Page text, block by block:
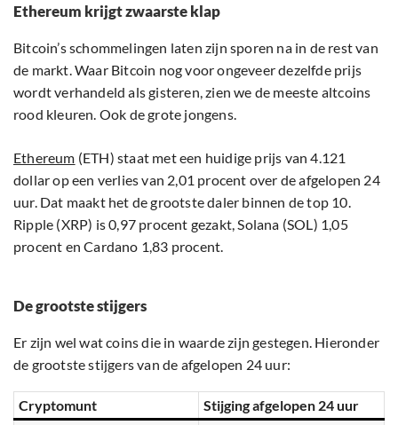
Ethereum krijgt zwaarste klap
Bitcoin’s schommelingen laten zijn sporen na in de rest van
de markt. Waar Bitcoin nog voor ongeveer dezelfde prijs
wordt verhandeld als gisteren, zien we de meeste altcoins
rood kleuren. Ook de grote jongens.
Ethereum (ETH) staat met een huidige prijs van 4.121
dollar op een verlies van 2,01 procent over de afgelopen 24
uur. Dat maakt het de grootste daler binnen de top 10.
Ripple (XRP) is 0,97 procent gezakt, Solana (SOL) 1,05
procent en Cardano 1,83 procent.
De grootste stijgers
Er zijn wel wat coins die in waarde zijn gestegen. Hieronder
de grootste stijgers van de afgelopen 24 uur:
Cryptomunt
Stijging afgelopen 24 uur